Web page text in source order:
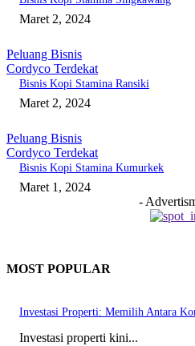
Maret 2, 2024
Peluang Bisnis
Cordyco Terdekat
Bisnis Kopi Stamina Ransiki
Maret 2, 2024
Peluang Bisnis
Cordyco Terdekat
Bisnis Kopi Stamina Kumurkek
Maret 1, 2024
-
MOST POPULAR
Investasi Properti: Memilih Antara
Investasi properti kini...